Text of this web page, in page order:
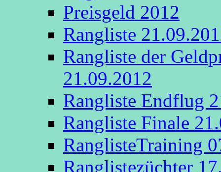
Preisgeld 2012
Rangliste
Rangliste der
21.09.2012
Rangliste Endflug
Rangliste Finale
RanglisteTraining
Ranglistezüchter